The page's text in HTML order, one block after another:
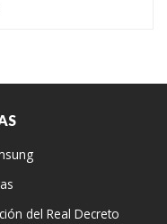
del Real Decreto